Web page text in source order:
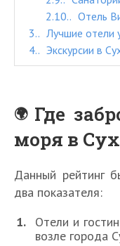
2.10.
Отель
3.
Лучшие отели
4.
Экскурсии в
Где
моря в
Данный рейтинг
два показателя:
Отели и
возле города